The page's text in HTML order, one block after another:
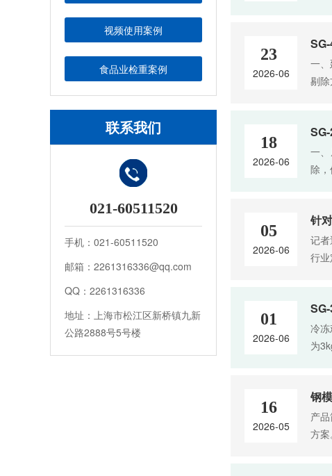
视频使用案例
食品业检重案例
联系我们
021-60511520
手机：021-60511520
邮箱：2261316336@qq.com
QQ：2261316336
地址：上海市松江区新桥镇九新
公路2888号5号楼
23
2026-06
一
剔
18
2026-06
一
除
05
2026-06
针
记
行
01
2026-06
冷
为
16
2026-05
钢
产
方